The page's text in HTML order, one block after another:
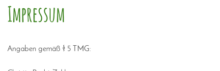
Impressum
Angaben gemäß § 5 TMG: